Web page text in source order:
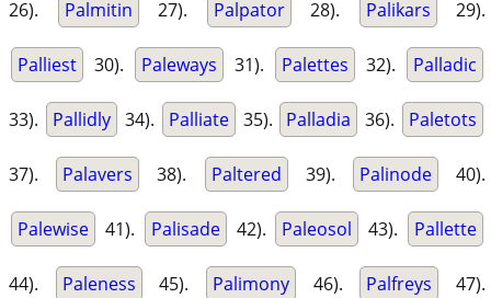
26). Palmitin 27). Palpator 28). Palikars 29).
Palliest 30). Paleways 31). Palettes 32). Palladic
33). Pallidly 34). Palliate 35). Palladia 36). Paletots
37). Palavers 38). Paltered 39). Palinode 40).
Palewise 41). Palisade 42). Paleosol 43). Pallette
44). Paleness 45). Palimony 46). Palfreys 47).